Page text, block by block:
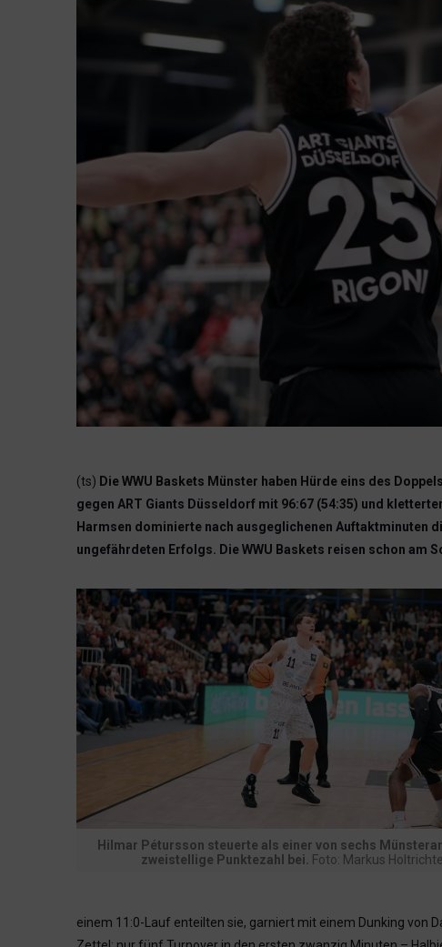
(ts) Die WWU Baskets Münster haben Hürde eins des
gegen ART Giants Düsseldorf mit 96:67 (54:35) und
Harmsen dominierte nach ausgeglichenen Auftaktminuten
ungefährdeten Erfolgs. Die WWU Baskets reisen schon am
Hilmar Pétursson steuerte als einer von sechs
zweistellige Punktezahl bei.
Foto: Markus
einem 11:0-Lauf enteilten sie, garniert mit einem Dunking von